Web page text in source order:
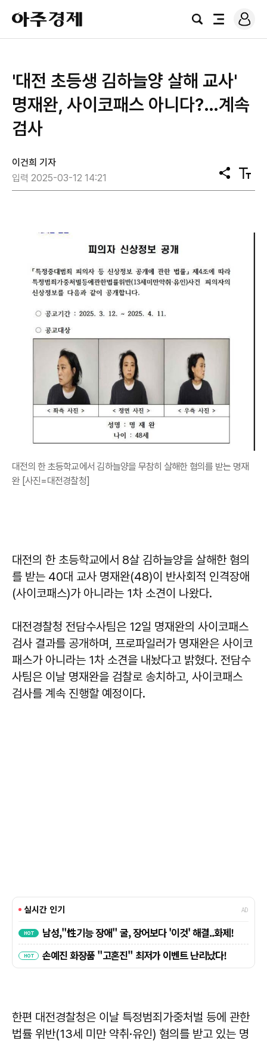
아
주
경
검
전
로
그
'대전 초등생 김하늘양 살해 교사'
명재완, 사이코패스 아니다?…계속
검사
이건희 기자
입력 2025-03-12 14:21
공
유
텍
스
대전의 한 초등학교에서 김하늘양을 무참히 살해한 혐의를 받는 명재
완 [사진=대전경찰청]
대전의 한 초등학교에서 8살 김하늘양을 살해한 혐의
를 받는 40대 교사 명재완(48)이 반사회적 인격장애
(사이코패스)가 아니라는 1차 소견이 나왔다.
대전경찰청 전담수사팀은 12일 명재완의 사이코패스
검사 결과를 공개하며, 프로파일러가 명재완은 사이코
패스가 아니라는 1차 소견을 내놨다고 밝혔다. 전담수
사팀은 이날 명재완을 검찰로 송치하고, 사이코패스
검사를 계속 진행할 예정이다.
한편 대전경찰청은 이날 특정범죄가중처벌 등에 관한
법률 위반(13세 미만 약취·유인) 혐의를 받고 있는 명